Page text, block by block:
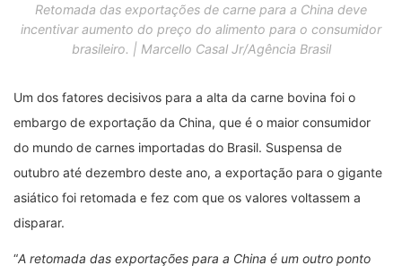
Retomada das exportações de carne para a China deve
incentivar aumento do preço do alimento para o consumidor
brasileiro. | Marcello Casal Jr/Agência Brasil
Um dos fatores decisivos para a alta da carne bovina foi o
embargo de exportação da China, que é o maior consumidor
do mundo de carnes importadas do Brasil. Suspensa de
outubro até dezembro deste ano, a exportação para o gigante
asiático foi retomada e fez com que os valores voltassem a
disparar.
“A retomada das exportações para a China é um outro ponto